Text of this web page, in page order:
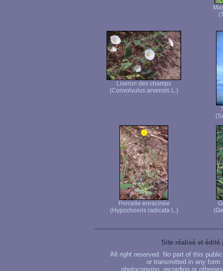
Liseron des champs
(Convolvulus arvensis L.)
Porcelle enracinée
(Hypochoeris radicata L.)
Site réalisé et édité
All right reserved. No part of this
or transmitted in any
photocopying, recording or